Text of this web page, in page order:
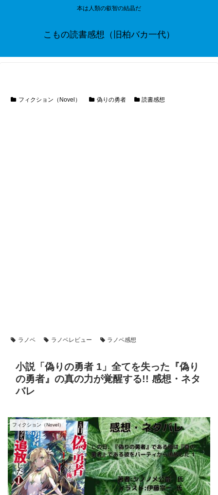
本は人類の叡智の結晶だ
こもの読書感想（旧柏バカ一代）
フィクション（Novel） 偽りの勇者 読書感想
ラノベ ラノベレビュー ラノベ感想
小説「偽りの勇者 1」全てを失った『偽り
の勇者』の真の力が覚醒する!! 感想・ネタ
バレ
フィクション（Novel）